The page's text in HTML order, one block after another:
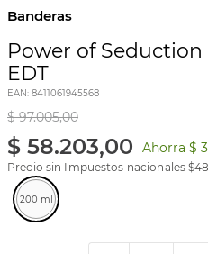
Banderas
Power of
EDT
EAN: 8411061945568
$ 97.005,00
$ 58.203,00 Ahorra $
Precio sin Impuestos nacionales $
200 ml